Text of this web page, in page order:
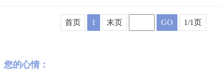
首页 1 末页 GO 1/1页
您的心情：